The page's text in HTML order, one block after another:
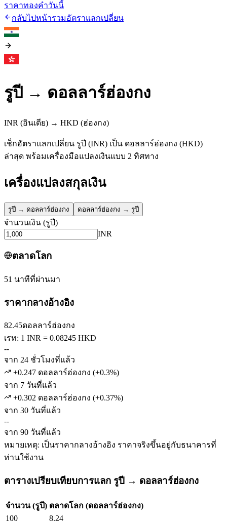
ราคาทองคำวันนี้
กลับไปหน้ารวมอัตราแลกเปลี่ยน
รูปี → ดอลลาร์ฮ่องกง
INR (อินเดีย) → HKD (ฮ่องกง)
เช็กอัตราแลกเปลี่ยน รูปี (INR) เป็น ดอลลาร์ฮ่องกง (HKD)
ล่าสุด พร้อมเครื่องมือแปลงเงินแบบ 2 ทิศทาง
เครื่องแปลงสกุลเงิน
รูปี → ดอลลาร์ฮ่องกง ดอลลาร์ฮ่องกง → รูปี
จำนวนเงิน (รูปี)
INR
ตลาดโลก
51 นาทีที่ผ่านมา
ราคากลางอ้างอิง
82.45ดอลลาร์ฮ่องกง
เรท: 1 INR = 0.08245 HKD
--
จาก 24 ชั่วโมงที่แล้ว
+0.247 ดอลลาร์ฮ่องกง (+0.3%)
จาก 7 วันที่แล้ว
+0.302 ดอลลาร์ฮ่องกง (+0.37%)
จาก 30 วันที่แล้ว
--
จาก 90 วันที่แล้ว
หมายเหตุ: เป็นราคากลางอ้างอิง ราคาจริงขึ้นอยู่กับธนาคารที่
ท่านใช้งาน
ตารางเปรียบเทียบการแลก รูปี → ดอลลาร์ฮ่องกง
จำนวน (รูปี) ตลาดโลก (ดอลลาร์ฮ่องกง)
100
8.24